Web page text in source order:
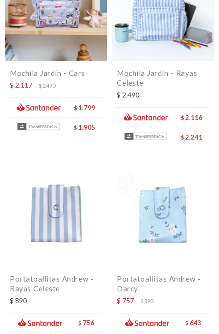
Mochila Jardín - Cars
$ 2.117 $2.490
$ 1.799
$ 1.905
Mochila Jardín - Rayas
Celeste
$ 2.490
$ 2.116
$ 2.241
Portatoallitas Andrew -
Rayas Celeste
$ 890
$ 756
Portatoallitas Andrew -
Darcy
$ 757 $890
$ 643